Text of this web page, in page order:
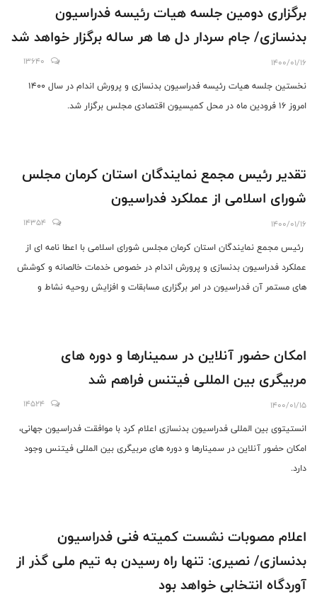
برگزاری دومین جلسه هیات رئیسه فدراسیون
بدنسازی/ جام سردار دل ها هر ساله برگزار خواهد شد
1400/01/16
13640
نخستین جلسه هیات رئیسه فدراسیون بدنسازی و پرورش اندام در سال 1400
امروز 16 فرودین ماه در محل کمیسیون اقتصادی مجلس برگزار شد.
تقدیر رئیس مجمع نمایندگان استان کرمان مجلس
شورای اسلامی از عملکرد فدراسیون
1400/01/16
14354
رئیس مجمع نمایندگان استان کرمان مجلس شورای اسلامی با اعطا نامه ای از
عملکرد فدراسیون بدنسازی و پرورش اندام در خصوص خدمات خالصانه و کوشش
های مستمر آن فدراسیون در امر برگزاری مسابقات و افزایش روحیه نشاط و
امکان حضور آنلاین در سمینارها و دوره های
مربیگری بین المللی فیتنس فراهم شد
1400/01/15
14524
انستیتوی بین المللی فدراسیون بدنسازی اعلام کرد با موافقت فدراسیون جهانی،
امکان حضور آنلاین در سمینارها و دوره های مربیگری بین المللی فیتنس وجود
دارد.
اعلام مصوبات نشست کمیته فنی فدراسیون
بدنسازی/ نصیری: تنها راه رسیدن به تیم ملی گذر از
آوردگاه انتخابی خواهد بود